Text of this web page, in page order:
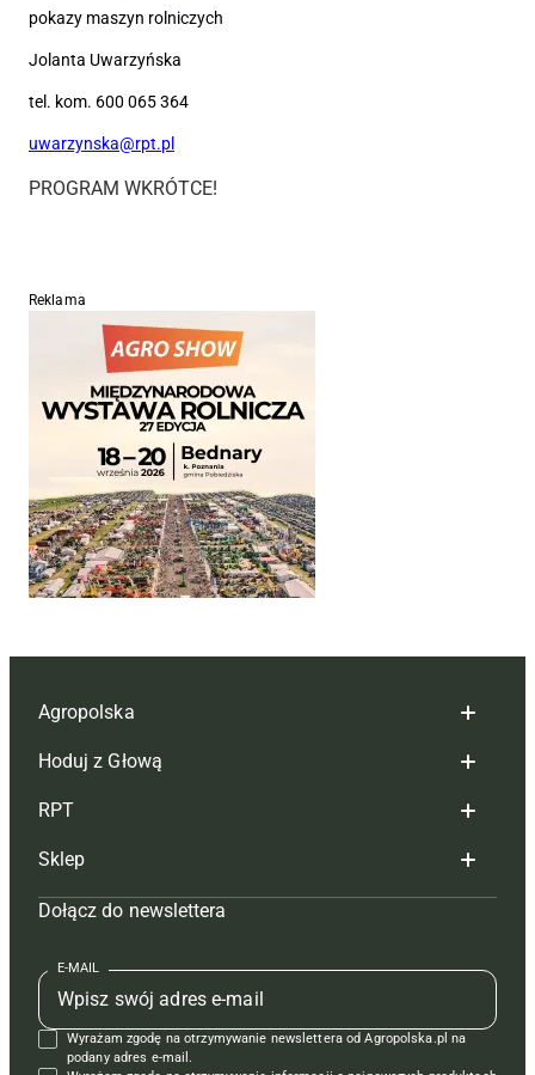
pokazy maszyn rolniczych
Jolanta Uwarzyńska
tel. kom. 600 065 364
uwarzynska@rpt.pl
PROGRAM WKRÓTCE!
Reklama
Agropolska
Redakcja
Reklama
Tagi
Mapa serwisu
Kontakt
Regulamin
Polityka prywatności
Hoduj z Głową
Hoduj z głową bydło
Hoduj z głową świnie
Prenumerata
Redakcja
Kontakt
Reklama
RPT
Redakcja
Prenumerata
Reklama
Kontakt
Krzyżówki
Sklep
Czasopisma i prenumerata
Książki
Regulamin
Dołącz do newslettera
E-MAIL
Wyrażam zgodę na otrzymywanie newslettera od Agropolska.pl na
podany adres e-mail.